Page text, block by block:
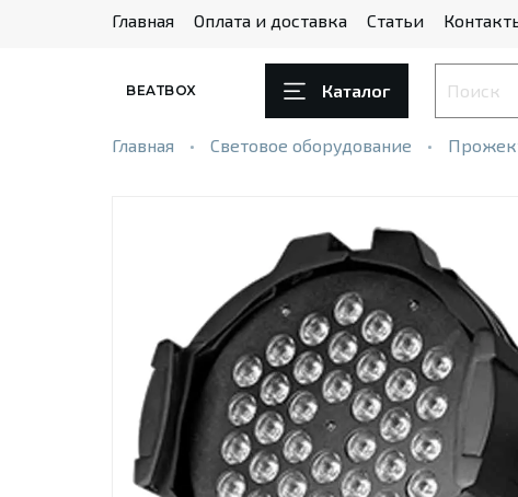
Главная Оплата и доставка Статьи
BEATBOX Каталог
Главная Световое оборудование